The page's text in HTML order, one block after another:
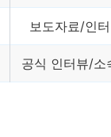
보도자료/인
공식 인터뷰/소